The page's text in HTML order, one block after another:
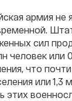
армия не
сил
человек или
что
или 1,3
этих